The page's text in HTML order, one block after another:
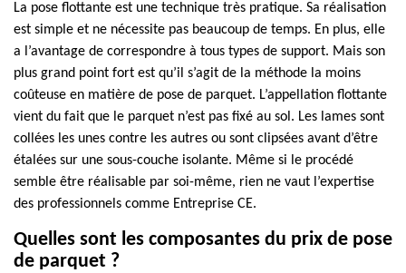
La pose flottante est une technique très pratique. Sa réalisation
est simple et ne nécessite pas beaucoup de temps. En plus, elle
a l’avantage de correspondre à tous types de support. Mais son
plus grand point fort est qu’il s’agit de la méthode la moins
coûteuse en matière de pose de parquet. L’appellation flottante
vient du fait que le parquet n’est pas fixé au sol. Les lames sont
collées les unes contre les autres ou sont clipsées avant d’être
étalées sur une sous-couche isolante. Même si le procédé
semble être réalisable par soi-même, rien ne vaut l’expertise
des professionnels comme Entreprise CE.
Quelles sont les composantes du prix de pose
de parquet ?